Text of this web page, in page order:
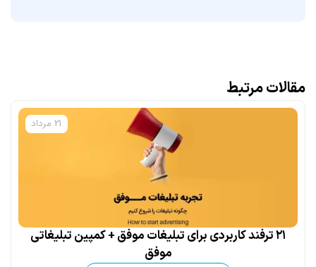
مقالات مرتبط
21 مرداد
۲۱ ترفند کاربردی برای تبلیغات موفق + کمپین تبلیغاتی
موفق